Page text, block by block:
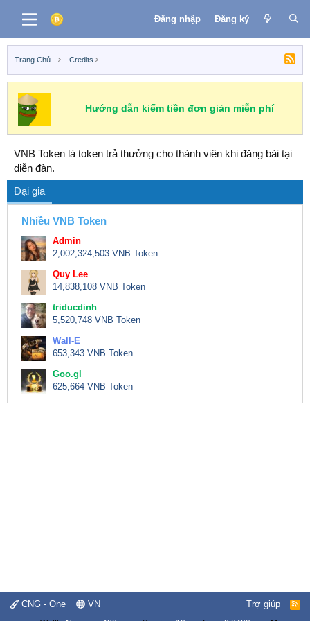
Đăng nhập Đăng ký
Trang Chủ Credits
Hướng dẫn kiếm tiền đơn giản miễn phí
VNB Token là token trả thưởng cho thành viên khi đăng bài tại
diễn đàn.
Đại gia
Nhiều VNB Token
Admin
2,002,324,503 VNB Token
Quy Lee
14,838,108 VNB Token
triducdinh
5,520,748 VNB Token
Wall-E
653,343 VNB Token
Goo.gl
625,664 VNB Token
CNG - One VN Trợ giúp
R